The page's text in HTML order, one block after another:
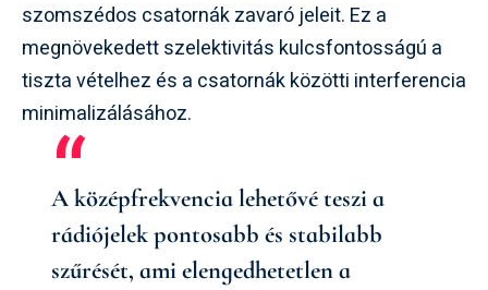
szomszédos csatornák zavaró jeleit. Ez a
megnövekedett szelektivitás kulcsfontosságú a
tiszta vételhez és a csatornák közötti interferencia
minimalizálásához.
A középfrekvencia lehetővé teszi a
rádiójelek pontosabb és stabilabb
szűrését, ami elengedhetetlen a